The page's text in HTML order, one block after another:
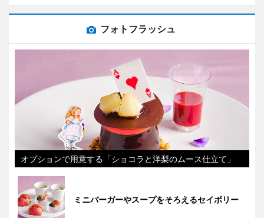
フォトフラッシュ
オプションで用意する「ショコラと洋梨のムース仕立て」
ミニバーガーやスープをそろえるセイボリー